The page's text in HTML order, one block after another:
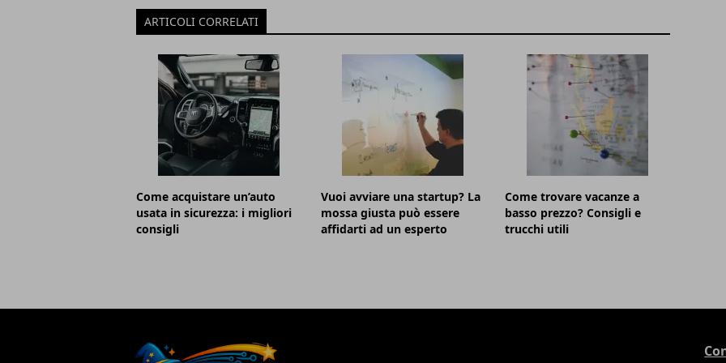
ARTICOLI CORRELATI
Come acquistare un’auto
usata in sicurezza: i migliori
consigli
Vuoi avviare una startup? La
mossa giusta può essere
affidarti ad un esperto
Come trovare vacanze a
basso prezzo? Consigli e
trucchi utili